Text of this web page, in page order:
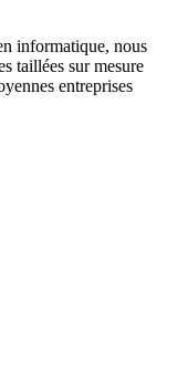
informatique, nous
taillées sur mesure
entreprises